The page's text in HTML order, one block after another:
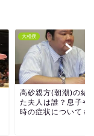
大相撲
高砂親方(朝潮)の結
た夫人は誰？息子や
時の症状についても